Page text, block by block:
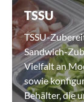
TSSU
TSSU-
Sandwich-
Vielfalt an
sowie
Behälter, die